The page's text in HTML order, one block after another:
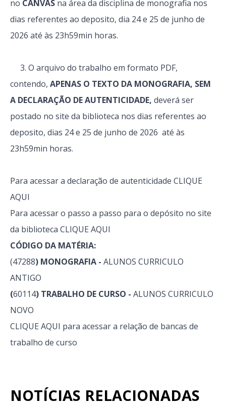
no CANVAS na área da disciplina de monografia nos
dias referentes ao deposito, dia 24 e 25 de junho de
2026 até às 23h59min horas.
3. O arquivo do trabalho em formato PDF,
contendo, APENAS O TEXTO DA MONOGRAFIA, SEM
A DECLARAÇÃO DE AUTENTICIDADE, deverá ser
postado no site da biblioteca nos dias referentes ao
deposito, dias 24 e 25 de junho de 2026 até às
23h59min horas.
Para acessar a declaração de autenticidade CLIQUE
AQUI
Para acessar o passo a passo para o depósito no site
da biblioteca CLIQUE AQUI
CÓDIGO DA MATÉRIA:
(47288) MONOGRAFIA - ALUNOS CURRICULO
ANTIGO
(60114) TRABALHO DE CURSO - ALUNOS CURRICULO
NOVO
CLIQUE AQUI para acessar a relação de bancas de
trabalho de curso
NOTÍCIAS RELACIONADAS